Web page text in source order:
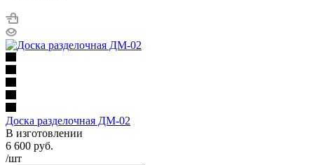
Доска разделочная ДМ-02
В изготовлении
6 600 руб.
/шт